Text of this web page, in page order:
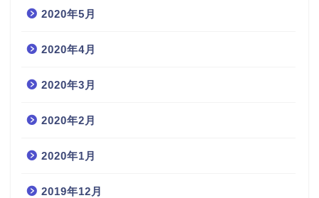
2020年5月
2020年4月
2020年3月
2020年2月
2020年1月
2019年12月